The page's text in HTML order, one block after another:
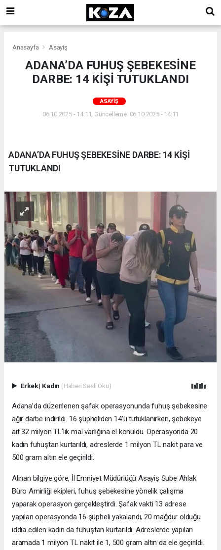
Anasayfa Asayiş
ADANA’DA FUHUŞ ŞEBEKESİNE
DARBE: 14 KİŞİ TUTUKLANDI
ASAYIŞ
06.10.2025 - 14:11, Güncelleme: 06.10.2025 - 14:11
ADANA’DA FUHUŞ ŞEBEKESİNE DARBE: 14 KİŞİ
TUTUKLANDI
Erkek| Kadın (Haberi Sesli Oku)
Adana’da düzenlenen şafak operasyonunda fuhuş şebekesine
ağır darbe indirildi. 16 şüpheliden 14’ü tutuklanırken, şebekeye
ait 32 milyon TL’lik mal varlığına el konuldu. Operasyonda 20
kadın fuhuştan kurtarıldı, adreslerde 1 milyon TL nakit para ve
500 gram altın ele geçirildi.
Alınan bilgiye göre, İl Emniyet Müdürlüğü Asayiş Şube Ahlak
Büro Amirliği ekipleri, fuhuş şebekesine yönelik çalışma
yaparak operasyon gerçekleştirdi. Şafak vakti 13 adrese
yapılan operasyonda 16 şüpheli yakalandı, 20 mağdur olduğu
iddia edilen kadın da fuhuştan kurtarıldı. Adreslerde yapılan
aramada 1 milyon TL nakit ile 1, 500 gram altın da ele geçirildi.